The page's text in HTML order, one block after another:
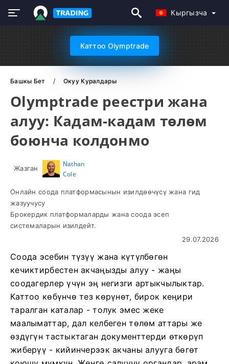
Кыргызча
Каттоо Olymptrade
Башкы Бет Окуу Куралдары
Olymptrade реестри жана
алуу: Кадам-кадам төлөм
боюнча колдонмо
Жазган
Nathan
Cole
Онлайн соода платформасынын изилдөөчүсү жана гид
жазуучусу
Брокердик платформаларды жана соода эсеп
системаларын изилдейт.
29.07.2026
Соода эсебин түзүү жана күтүлбөгөн
кечиктирбестен акчаңызды алуу - жаңы
соодагерлер үчүн эң негизги артыкчылыктар.
Каттоо көбүнчө тез көрүнөт, бирок кеңири
таралган каталар - толук эмес жеке
маалыматтар, дал келбеген төлөм аттары же
өздүгүн тастыктаган документтерди өткөрүп
жиберүү - кийинчерээк акчаны алууга бөгөт